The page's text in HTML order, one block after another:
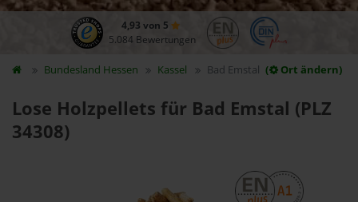
4,93 von 5
5.084 Bewertungen
Bundesland Hessen Kassel Bad Emstal ( Ort ändern)
Lose Holzpellets für Bad Emstal (PLZ
34308)